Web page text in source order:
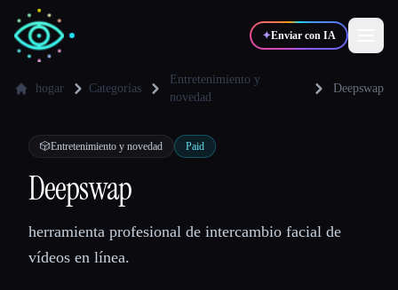
✦Enviar con IA
💻Desarrolladores
🎓 Estudiantes
hogar Categorías
Entretenimiento y
novedad
Deepswap
🎲Entretenimiento y novedad Paid
Deepswap
herramienta profesional de intercambio facial de
vídeos en línea.